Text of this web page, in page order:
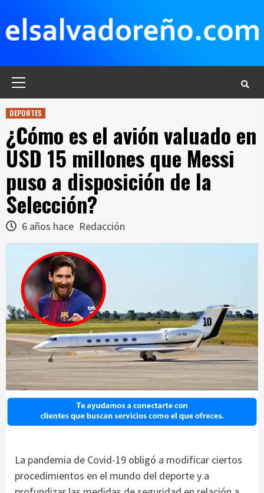
contenido
DEPORTES
¿Cómo es el avión valuado en
USD 15 millones que Messi
puso a disposición de la
Selección?
6 años hace Redacción
La pandemia de Covid-19 obligó a modificar ciertos
procedimientos en el mundo del deporte y a